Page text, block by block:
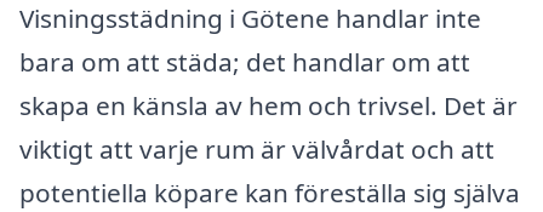
Visningsstädning i Götene handlar inte
bara om att städa; det handlar om att
skapa en känsla av hem och trivsel. Det är
viktigt att varje rum är välvårdat och att
potentiella köpare kan föreställa sig själva